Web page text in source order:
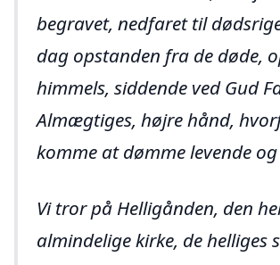
begravet, nedfaret til
dag opstanden fra de døde,
himmels, siddende ved Gud
Almægtiges, højre hånd,
komme at dømme levende
Vi tror på Helligånden, den
almindelige kirke, de helliges